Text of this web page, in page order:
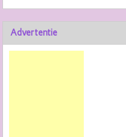
Advertentie